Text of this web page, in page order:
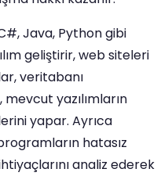
Java, Python gibi
geliştirir, web siteleri
veritabanı
yazılımların
yapar. Ayrıca
hatasız
analiz ederek